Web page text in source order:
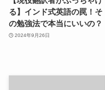
る】インド式英語の罠！そ
の勉強法で本当にいいの？
2024年9月26日